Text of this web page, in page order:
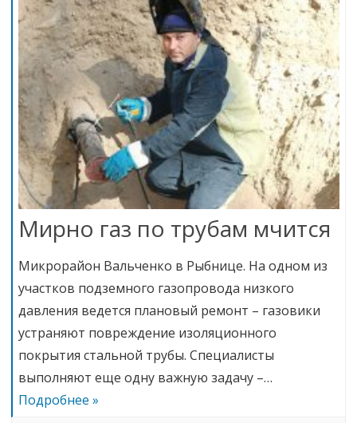
Мирно газ по трубам мчится
Микрорайон Вальченко в Рыбнице. На одном из
участков подземного газопровода низкого
давления ведется плановый ремонт – газовики
устраняют повреждение изоляционного
покрытия стальной трубы. Специалисты
выполняют еще одну важную задачу –…
Подробнее »